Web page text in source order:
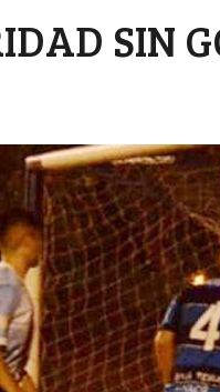
POR EL PASE A “SEMIS”
SIN